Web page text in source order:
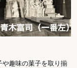
趣味の菓子を取り揃